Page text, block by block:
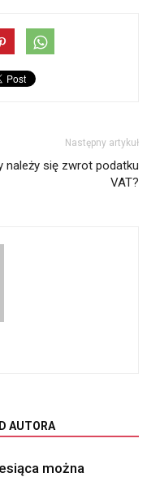
Następny artykuł
należy się zwrot podatku
VAT?
AUTORA
można